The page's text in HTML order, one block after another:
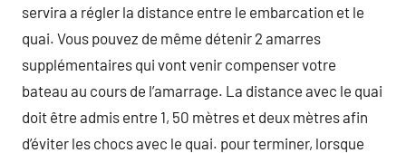
servira a régler la distance entre le embarcation et le
quai. Vous pouvez de même détenir 2 amarres
supplémentaires qui vont venir compenser votre
bateau au cours de l’amarrage. La distance avec le quai
doit être admis entre 1, 50 mètres et deux mètres afin
d’éviter les chocs avec le quai. pour terminer, lorsque